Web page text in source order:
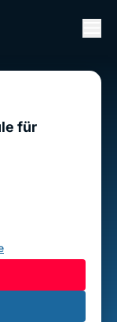
ganzheitliche
für